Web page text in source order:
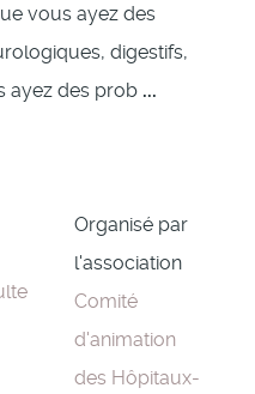
vous ayez des
digestifs,
ayez des prob ...
Organisé par
l'association
Comité
d'animation
des Hôpitaux-